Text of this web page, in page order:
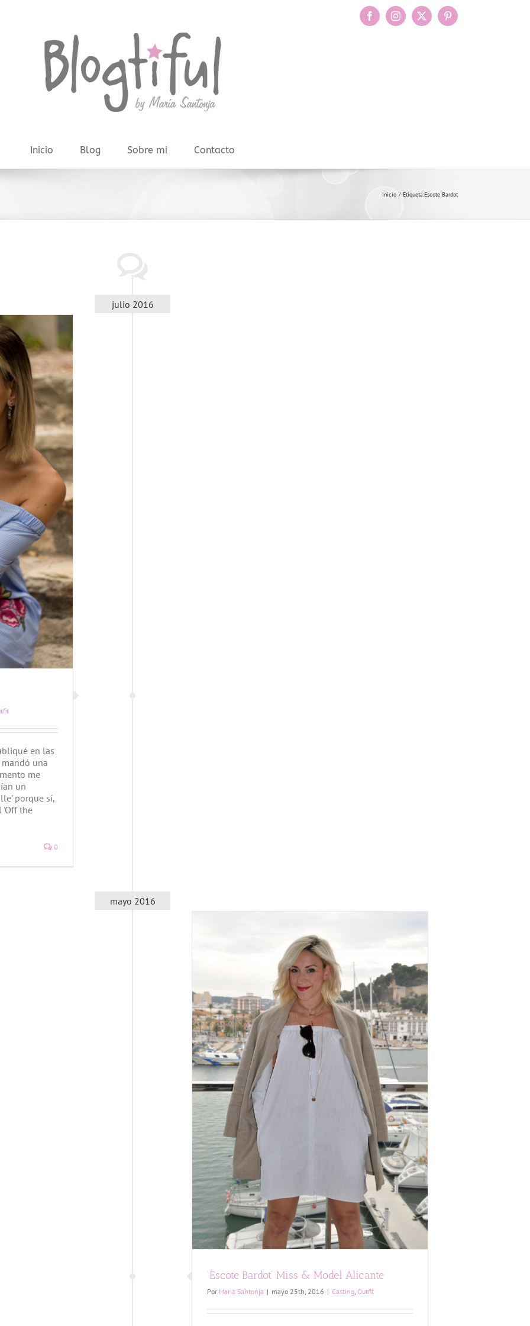
FacebookInstagram
X Pinterest
Inicio Blog Sobre mi Contacto
Inicio Etiqueta:Escote Bardot
julio 2016
en las
una
me
un
porque sí,
'Off the
0
mayo 2016
‘Escote Bardot’ Miss & Model Alicante
Por Maria Santonja | mayo 25th, 2016 | Casting Outfit